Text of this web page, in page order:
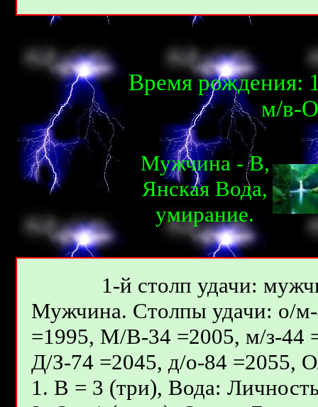
Время рождения:
м/в-
Мужчина - В,
Янcкая Вода,
умираниe.
1-й столп удачи:
Мужчина. Столпы удачи: о/м-
=1995, М/В-34 =2005, м/з-44
Д/З-74 =2045, д/о-84 =2055,
1. В = 3 (три), Вода: